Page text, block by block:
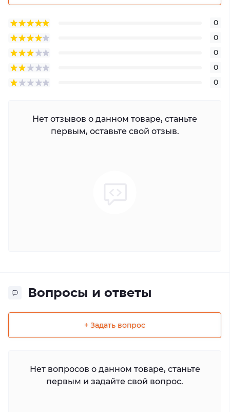
0
0
0
0
0
Нет отзывов о данном товаре, станьте
первым, оставьте свой отзыв.
Вопросы и ответы
+ Задать вопрос
Нет вопросов о данном товаре, станьте
первым и задайте свой вопрос.